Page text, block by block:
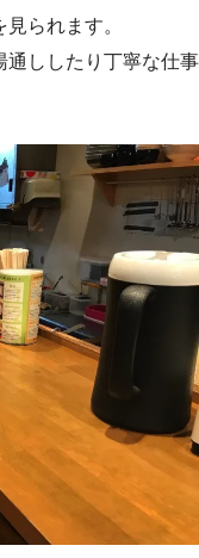
られます。
通ししたり丁寧な仕事